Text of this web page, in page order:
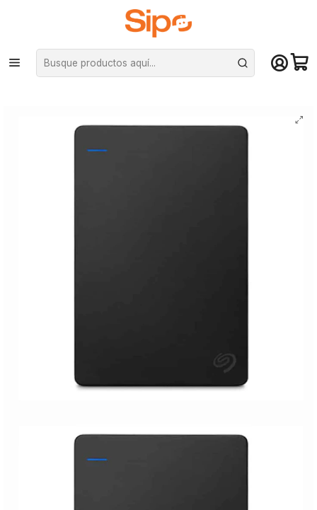
¡Compra hasta mediodía y recibe hoy! De lunes a sábado en el gran
Santiago. Envío gratis desde $29.990
Computación y Gamers Almacenamiento portátil SSD Portátil
Disco Duro Externo Seagate Game Drive PS4 4TB STGD4000400 – Open
BOX